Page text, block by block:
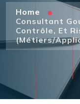
Home
Consultant
Contrôle, Et
(Métiers/